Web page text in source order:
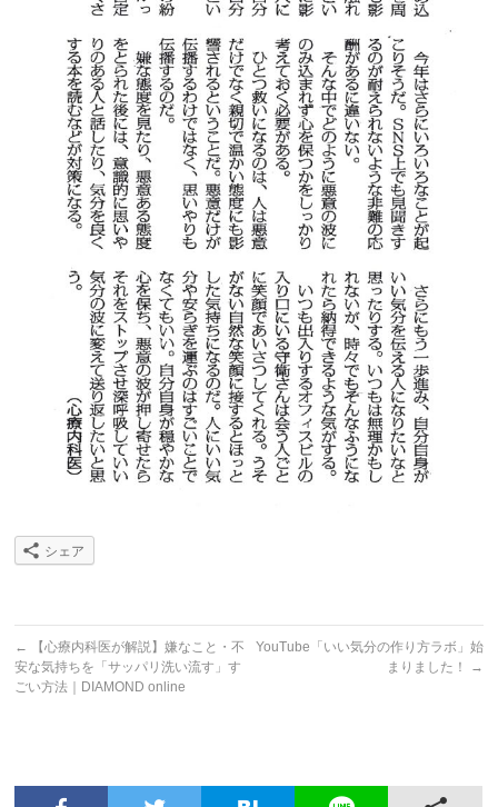
シェア
←
【心療内科医が解説】嫌なこと・不
安な気持ちを「サッパリ洗い流す」す
ごい方法｜DIAMOND online
YouTube「いい気分の作り方ラボ」始
まりました！
→